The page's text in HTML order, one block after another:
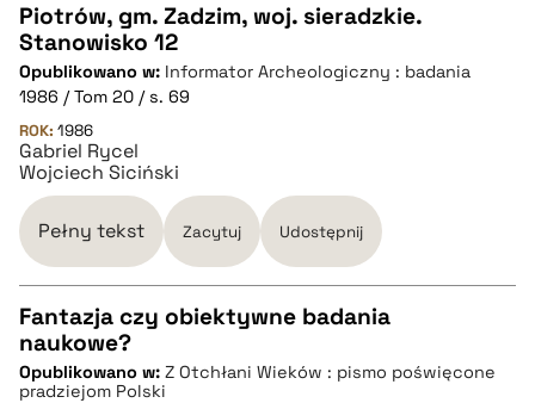
CZYSTY TEKST
pobierz cytat
BIBTEX
pobierz cytat
Piotrów, gm. Zadzim, woj. sieradzkie.
Stanowisko 12
Opublikowano w: Informator Archeologiczny : badania
1986 / Tom 20 / s. 69
ROK: 1986
Gabriel Rycel
Wojciech Siciński
Pełny tekst Zacytuj Udostępnij
CZYSTY TEKST
Fantazja czy obiektywne badania
naukowe?
Opublikowano w: Z Otchłani Wieków : pismo poświęcone
pradziejom Polski